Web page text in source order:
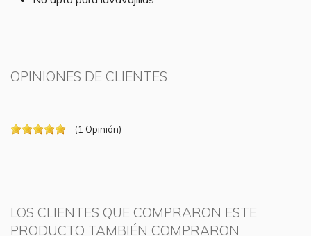
OPINIONES DE CLIENTES
(1 Opinión)
LOS CLIENTES QUE COMPRARON ESTE
PRODUCTO TAMBIÉN COMPRARON